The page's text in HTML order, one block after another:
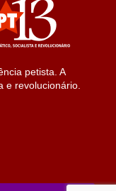
petista. A
e revolucionário.